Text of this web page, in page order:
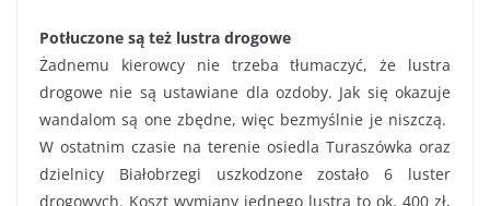
Potłuczone są też lustra drogowe
Żadnemu kierowcy nie trzeba tłumaczyć, że lustra
drogowe nie są ustawiane dla ozdoby. Jak się okazuje
wandalom są one zbędne, więc bezmyślnie je niszczą.
W ostatnim czasie na terenie osiedla Turaszówka oraz
dzielnicy Białobrzegi uszkodzone zostało 6 luster
drogowych. Koszt wymiany jednego lustra to ok. 400 zł,